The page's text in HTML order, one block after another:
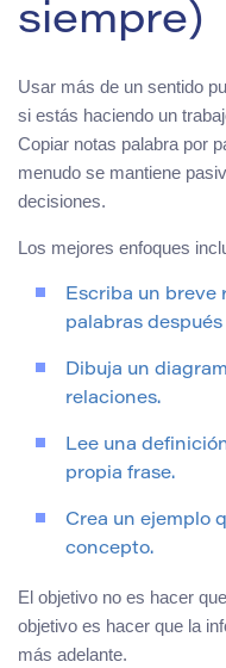
siempre)
Usar más de un sentido
si estás haciendo un
Copiar notas palabra por
menudo se mantiene
decisiones.
Los mejores enfoques
Escriba un breve
palabras después
Dibuja un
relaciones.
Lee una
propia frase.
Crea un ejemplo
concepto.
El objetivo no es hacer
objetivo es hacer que la
más adelante.